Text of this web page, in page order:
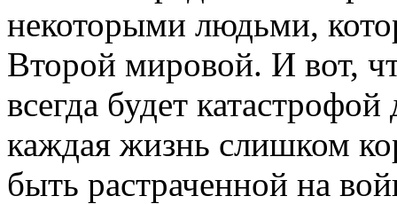
некоторыми людьми,
Второй мировой. И вот,
всегда будет
каждая жизнь слишком
быть растраченной на